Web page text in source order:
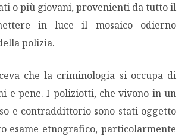
o più giovani, provenienti da tutto il
in luce il mosaico odierno
polizia.
che la criminologia si occupa di
e pene. I poliziotti, che vivono in un
e contraddittorio sono stati oggetto
esame etnografico, particolarmente